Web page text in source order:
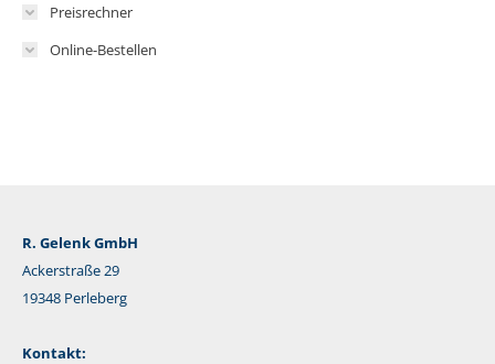
Preisrechner
Online-Bestellen
R. Gelenk GmbH
Ackerstraße 29
19348 Perleberg
Kontakt: